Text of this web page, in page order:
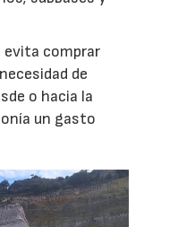
evita comprar
de
o hacia la
un gasto